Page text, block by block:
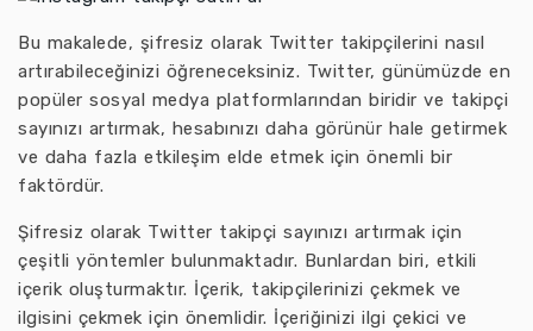
Bu makalede, şifresiz olarak Twitter takipçilerini nasıl
artırabileceğinizi öğreneceksiniz. Twitter, günümüzde en
popüler sosyal medya platformlarından biridir ve takipçi
sayınızı artırmak, hesabınızı daha görünür hale getirmek
ve daha fazla etkileşim elde etmek için önemli bir
faktördür.
Şifresiz olarak Twitter takipçi sayınızı artırmak için
çeşitli yöntemler bulunmaktadır. Bunlardan biri, etkili
içerik oluşturmaktır. İçerik, takipçilerinizi çekmek ve
ilgisini çekmek için önemlidir. İçeriğinizi ilgi çekici ve